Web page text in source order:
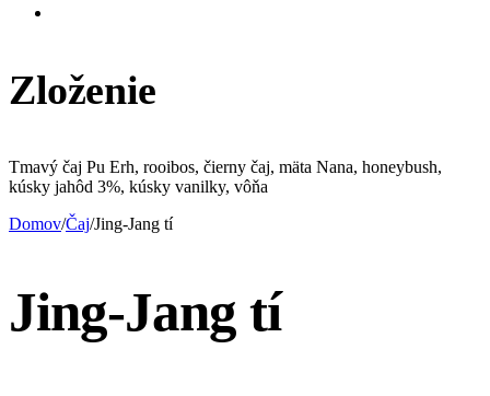
Zloženie
Tmavý čaj Pu Erh, rooibos, čierny čaj, mäta Nana, honeybush,
kúsky jahôd 3%, kúsky vanilky, vôňa
Domov/Čaj/Jing-Jang tí
Jing-Jang tí